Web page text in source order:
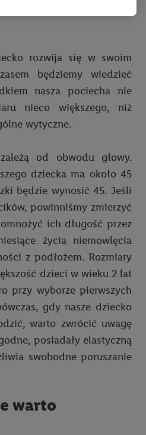
rozwija się w swoim
będziemy wiedzieć
nasza pociecha nie
nieco większego, niż
wytyczne.
od obwodu głowy.
dziecka ma około 45
będzie wynosić 45. Jeśli
powinniśmy zmierzyć
ich długość przez
życia niemowlęcia
z podłożem. Rozmiary
dzieci w wieku 2 lat
przy wyborze pierwszych
gdy nasze dziecko
warto zwrócić uwagę
posiadały elastyczną
swobodne poruszanie
warto
Lidl za pośrednictwem
do Państwa i członków
Jeśli są Państwo
dane dotyczące Państwa
będą również przetwarzane
aby mógł on analizować
swoich klientówjako
.
reklam opiera się na
wzbogacane o dane z
danych (np. dotyczących
zakupowych w usługach
- np. wieku lub płci - a także
lokalizacji), również przez
Lidl, w tym
dostępu do informacji na
tworzenia grup docelowych
z personalizacją treści
odbywa się również w celu
reklamy, badania grup
i optymalizacji wyświetlania